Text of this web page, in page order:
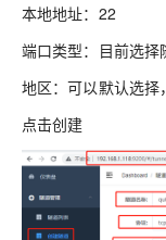
本地地址：22
端口类型：目前选
地区：可以默认选择
点击创建